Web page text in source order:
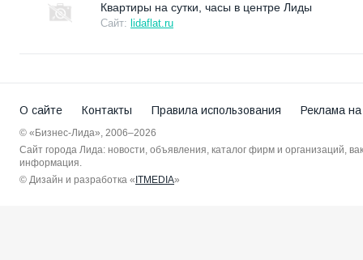
Квартиры на сутки, часы в центре Лиды
Сайт: lidaflat.ru
О сайте Контакты Правила использования Реклама
© «Бизнес-Лида», 2006–2026
Сайт города Лида: новости, объявления, каталог фирм и организаций,
информация.
© Дизайн и разработка « ITMEDIA»